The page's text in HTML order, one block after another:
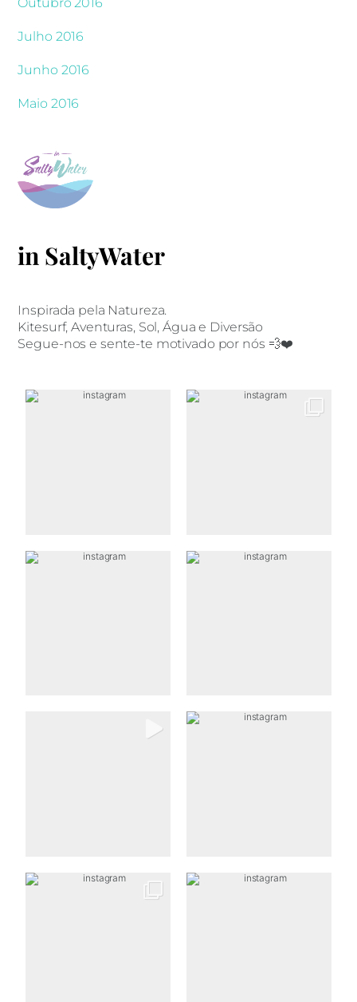
Outubro 2016
Julho 2016
Junho 2016
Maio 2016
in SaltyWater
Inspirada pela Natureza.
Kitesurf, Aventuras, Sol, Água e Diversão
Segue-nos e sente-te motivado por nós 💨❤️